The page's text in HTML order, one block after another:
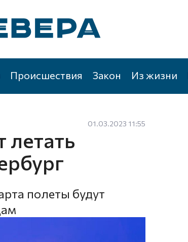
Происшествия Закон Из жизни
01.03.2023 11:55
летать
полеты будут